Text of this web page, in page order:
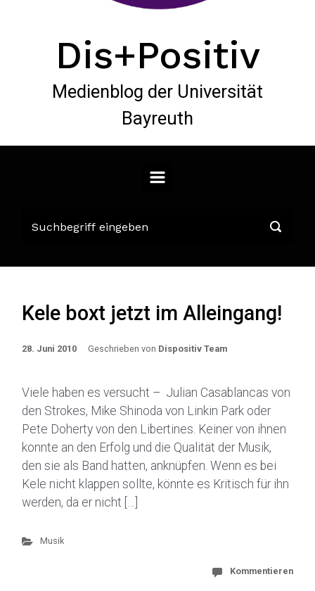
Dis+Positiv
Medienblog der Universität
Bayreuth
Kele boxt jetzt im Alleingang!
28. Juni 2010 Geschrieben von Dispositiv Team
Viele haben es versucht – Julian Casablancas von
den Strokes, Mike Shinoda von Linkin Park oder
Pete Doherty von den Libertines. Keiner von ihnen
konnte an den Erfolg und die Qualität der Musik,
den sie als Band hatten, anknüpfen. Wenn es bei
Kele nicht klappen sollte, könnte es Kritisch für ihn
werden, da er nicht […]
Musik
Kommentieren